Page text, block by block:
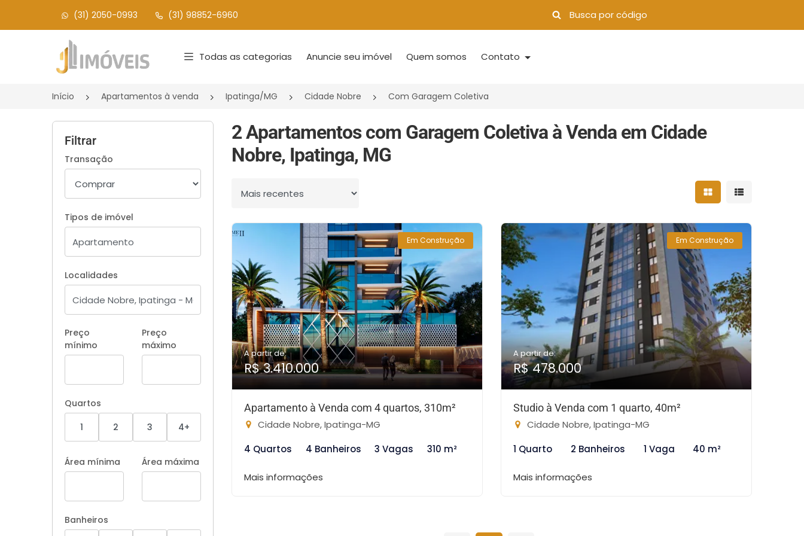
(31) 2050-0993 (31) 98852-6960
Página inicial
Todas as categorias Anuncie seu imóvel Quem somos Contato
Início Apartamentos à venda Ipatinga/MG Cidade Nobre Com Garagem Coletiva
Filtrar
Transação
Tipos de imóvel
Localidades
Preço
mínimo
Preço
máximo
Quartos
1
2 3 4+
Área mínima Área máxima
Banheiros
2 Apartamentos com Garagem Coletiva à Venda em Cidade
Nobre, Ipatinga, MG
Ordenar por Mostrar resultados
Mostrar
Em Construção
A partir de:
R$ 3.410.000
Apartamento à Venda com 4 quartos, 310m²
Cidade Nobre, Ipatinga-MG
4 Quartos
4 Banheiros 3 Vagas 310 m²
Mais informações
Em Construção
A partir de:
R$ 478.000
Studio à Venda com 1 quarto, 40m²
Cidade Nobre, Ipatinga-MG
1 Quarto
2 Banheiros 1 Vaga 40 m²
Mais informações